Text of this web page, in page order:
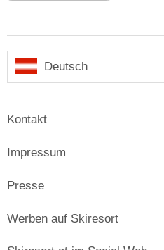
Deutsch
Kontakt
Impressum
Presse
Werben auf Skiresort